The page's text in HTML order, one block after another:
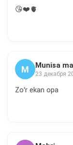
😘❤️🫀
M Munisa
23 декабря
Zoʻr ekan opa